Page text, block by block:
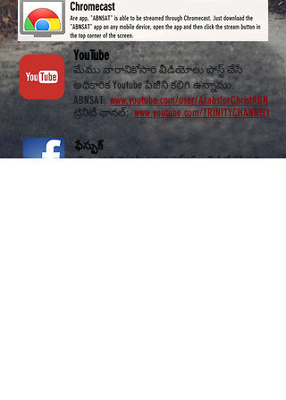
YouTube
మేము వారానికోసారి వీడియోలు పోస్ట్ చేసే
అధికారిక Youtube పేజీని కలిగి ఉన్నాము.
ABNSAT: www.youtube.com/user/ArabsforChristABN
ట్రినిటీ ఛానల్: www.youtube.com/TRINITYCHANNEL1
ఫేస్బుక్
మేము ప్రతి గౌరవనీయమైన నెట్‌వర్క్‌ల పేజీలో చేసే ప్రతి